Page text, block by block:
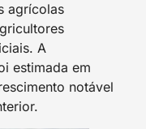
agrícolas
A
estimada em
notável